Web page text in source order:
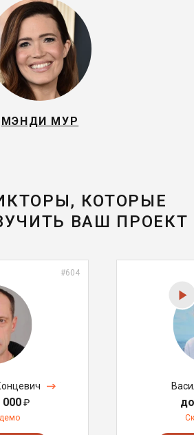
МЭНДИ МУР
КОТОРЫЕ
ВАШ ПРОЕКТ
#604
000₽